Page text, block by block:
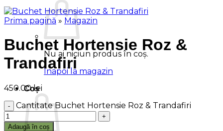
Nu ai niciun produs în coș.
Înapoi la magazin
Coș
Prima pagină » Magazin
Buchet Hortensie Roz &
Trandafiri
450.00lei
Cantitate Buchet Hortensie Roz & Trandafiri
Adaugă în coș